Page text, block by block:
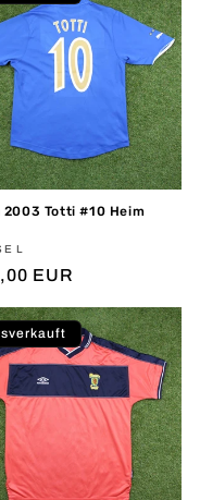
2003 Totti #10 Heim
L
EUR